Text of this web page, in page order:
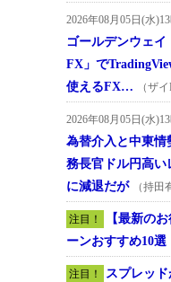
2026年08月05日(水
ゴールデンウェ
FX」で
使えるFX…
（ザ
2026年08月05日(水
為替介入と中東情
務長官ドル円高い
に減退だが
（持田
注目！
【最新の
ーンおすすめ10選
注目！
スプレッ